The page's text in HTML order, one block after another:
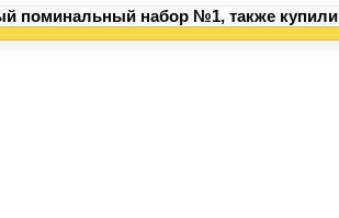
поминальный набор №1, также купили